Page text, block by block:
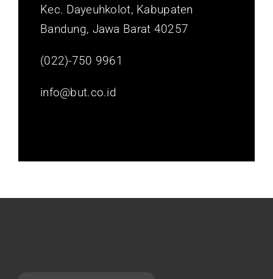
Kec. Dayeuhkolot, Kabupaten
Bandung, Jawa Barat 40257
(022)-750 9961
info@but.co.id